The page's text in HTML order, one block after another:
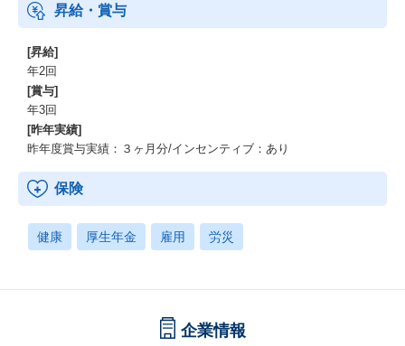
昇給・賞与
[昇給]
年2回
[賞与]
年3回
[昨年実績]
昨年度賞与実績：３ヶ月分/インセンティブ：あり
保険
健康 厚生年金 雇用 労災
企業情報